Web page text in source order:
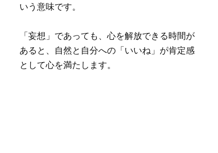
いう意味です。
「妄想」であっても、心を解放できる時間が
あると、自然と自分への「いいね」が肯定感
として心を満たします。